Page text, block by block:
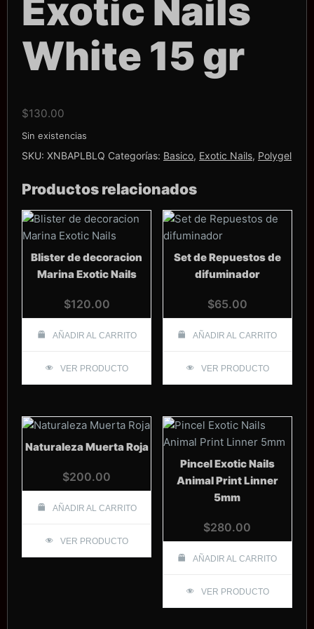
Exotic Nails
White 15 gr
$130.00
Sin existencias
SKU: XNBAPLBLQ Categorías: Basico, Exotic Nails, Polygel
Productos relacionados
Blister de decoracion
Marina Exotic Nails
$120.00
AÑADIR AL CARRITO
VER PRODUCTO
Set de Repuestos de
difuminador
$65.00
AÑADIR AL CARRITO
VER PRODUCTO
Naturaleza Muerta Roja
$200.00
AÑADIR AL CARRITO
VER PRODUCTO
Pincel Exotic Nails
Animal Print Linner
5mm
$280.00
AÑADIR AL CARRITO
VER PRODUCTO